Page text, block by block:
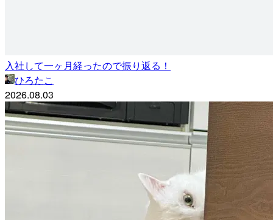
入社して一ヶ月経ったので振り返る！
ひろたこ
2026.08.03